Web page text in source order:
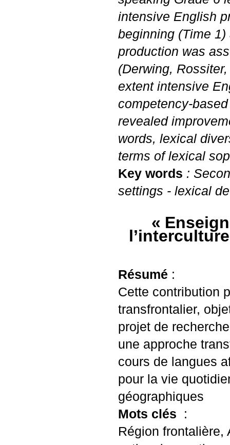
intensive English
beginning (Time
production was
(Derwing,
extent intensive
competency-
revealed
words, lexical
terms of lexical
Key words :
settings - lexical
«
Résumé :
Cette contribution
transfrontalier,
projet de
une approche
cours de langues
pour la vie
géographiques
Mots clés
:
Région frontalière,